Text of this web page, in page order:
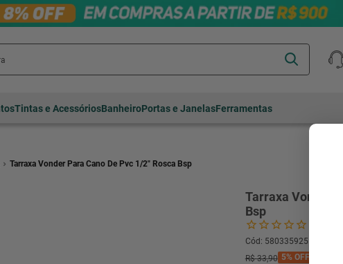
Tintas e AcessóriosBanheiroPortas e JanelasFerramentas
Tarraxa Vonder Para Cano De Pvc 1/2" Rosca Bsp
Tarraxa Vonder
Bsp
Cód: 580335925
R$ 33,90 5%OFF
revestimento
porta
vaso sanitário